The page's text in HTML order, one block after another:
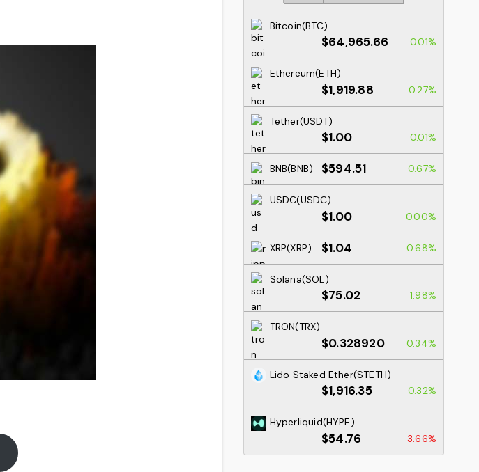
Bitcoin(BTC)
$64,965.66 0.01%
Ethereum(ETH)
$1,919.88 0.27%
Tether(USDT)
$1.00 0.01%
BNB(BNB) $594.51 0.67%
USDC(USDC)
$1.00 0.00%
XRP(XRP) $1.04 0.68%
Solana(SOL)
$75.02 1.98%
TRON(TRX)
$0.328920 0.34%
Lido Staked Ether(STETH)
$1,916.35 0.32%
Hyperliquid(HYPE)
$54.76 -3.66%